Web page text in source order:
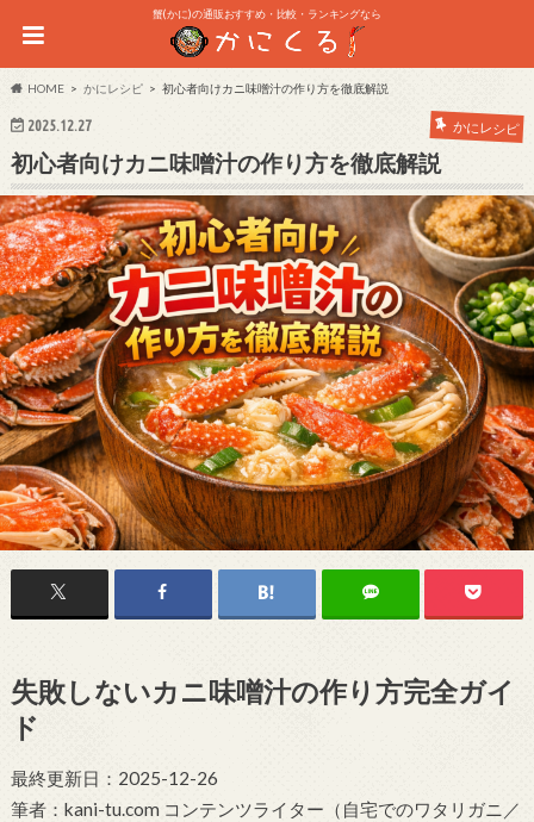
蟹(かに)の通販おすすめ・比較・ランキングなら
HOME かにレシピ 初心者向けカニ味噌汁の作り方を徹底解説
2025.12.27 かにレシピ
初心者向けカニ味噌汁の作り方を徹底解説
失敗しないカニ味噌汁の作り方完全ガイ
ド
最終更新日：2025-12-26
筆者：kani-tu.com コンテンツライター（自宅でのワタリガニ／